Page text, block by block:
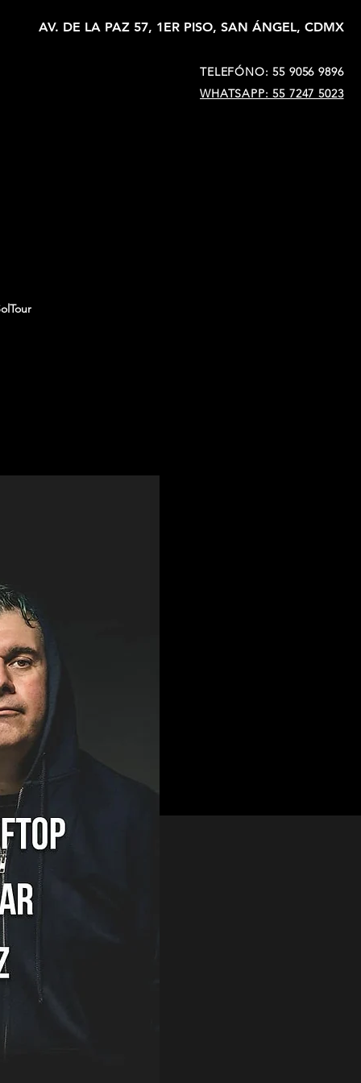
AV. DE LA PAZ 57, 1ER PISO, SAN ÁNGEL, CDMX
TELEFÓNO: 55 9056 9896
WHATSAPP: 55 7247 5023